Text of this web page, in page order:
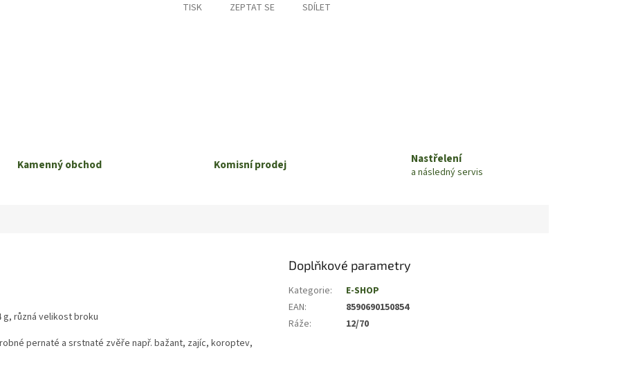
TISK ZEPTAT SE SDÍLET
Kamenný obchod Komisní prodej Nastřelení
a následný servis
g, různá velikost broku
pernaté a srstnaté zvěře např. bažant, zajíc, koroptev,
Doplňkové parametry
Kategorie:
E-SHOP
EAN:
8590690150854
Ráže: 12/70